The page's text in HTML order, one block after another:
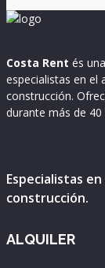
Costa Rent és
especialistas en el
construcción.
durante más de
Especialistas
construcción.
ALQUILER